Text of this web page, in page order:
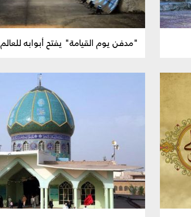
"مدفن يوم القيامة" يفتح أبوابه للعالم